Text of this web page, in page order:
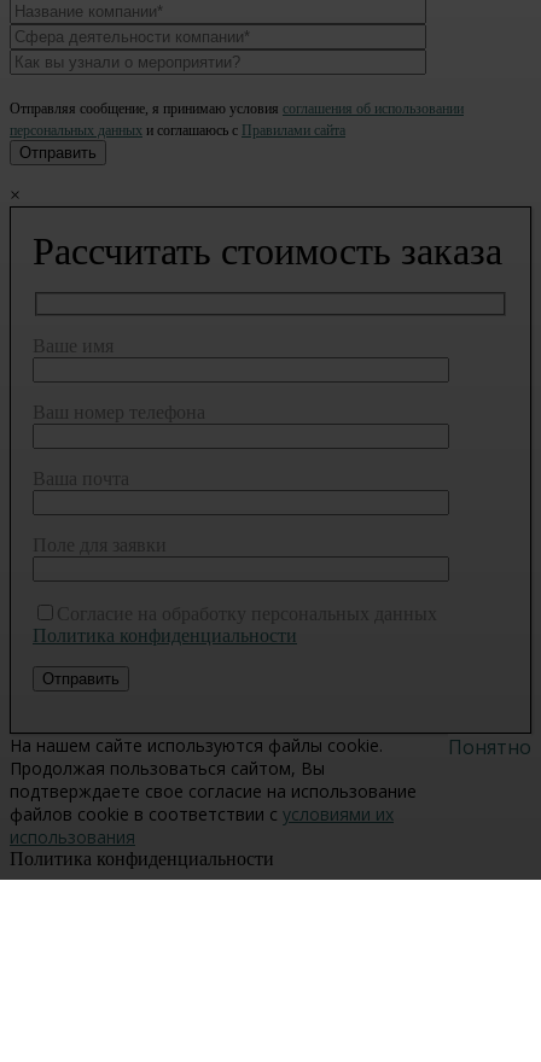
Отправляя сообщение, я принимаю условия соглашения об использовании
персональных данных и соглашаюсь с Правилами сайта
×
Рассчитать стоимость заказа
Ваше имя
Ваш номер телефона
Ваша почта
Поле для заявки
Согласие на обработку персональных данных
Политика конфиденциальности
На нашем сайте используются файлы cookie.
Продолжая пользоваться сайтом, Вы
подтверждаете свое согласие на использование
файлов cookie в соответствии с условиями их
использования
Понятно
Политика конфиденциальности